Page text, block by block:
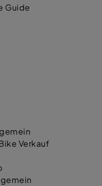
Guide
Verkauf